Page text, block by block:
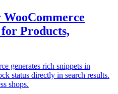
Products,
generates rich snippets in
status directly in search results.
shops.